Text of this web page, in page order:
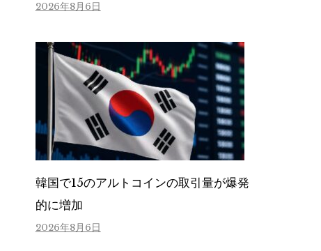
2026年8月6日
韓国で15のアルトコインの取引量が爆発
的に増加
2026年8月6日